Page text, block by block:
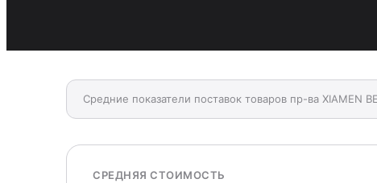
Средние показатели поставок товаров пр-ва XIAMEN
СРЕДНЯЯ СТОИМОСТЬ